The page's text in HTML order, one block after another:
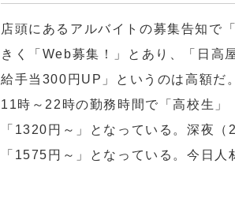
店頭にあるアルバイトの募集告知で
きく「Web募集！」とあり、「日高
給手当300円UP」というのは高額だ。
11時～22時の勤務時間で「高校生
「1320円～」となっている。深夜
「1575円～」となっている。今日